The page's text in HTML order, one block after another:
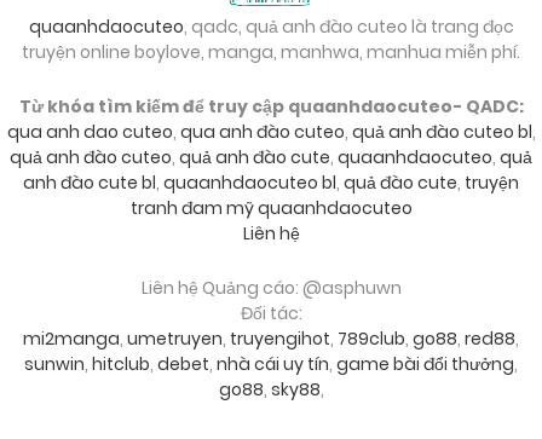
quaanhdaocuteo, qadc, quả anh đào cuteo là trang đọc
truyện online boylove, manga, manhwa, manhua miễn phí.
Từ khóa tìm kiếm để truy cập quaanhdaocuteo- QADC:
qua anh dao cuteo, qua anh đào cuteo, quả anh đào cuteo bl,
quả anh đào cuteo, quả anh đào cute, quaanhdaocuteo, quả
anh đào cute bl, quaanhdaocuteo bl, quả đào cute, truyện
tranh đam mỹ quaanhdaocuteo
Liên hệ
Liên hệ Quảng cáo: @asphuwn
Đối tác:
mi2manga, umetruyen, truyengihot, 789club, go88, red88,
sunwin, hitclub, debet, nhà cái uy tín, game bài đổi thưởng,
go88, sky88,